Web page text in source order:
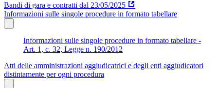
Bandi di gara e contratti dal 23/05/2025
Informazioni sulle singole procedure in formato tabellare
Informazioni sulle singole procedure in formato tabellare -
Art. 1, c. 32, Legge n. 190/2012
Atti delle amministrazioni aggiudicatrici e degli enti aggiudicatori
distintamente per ogni procedura